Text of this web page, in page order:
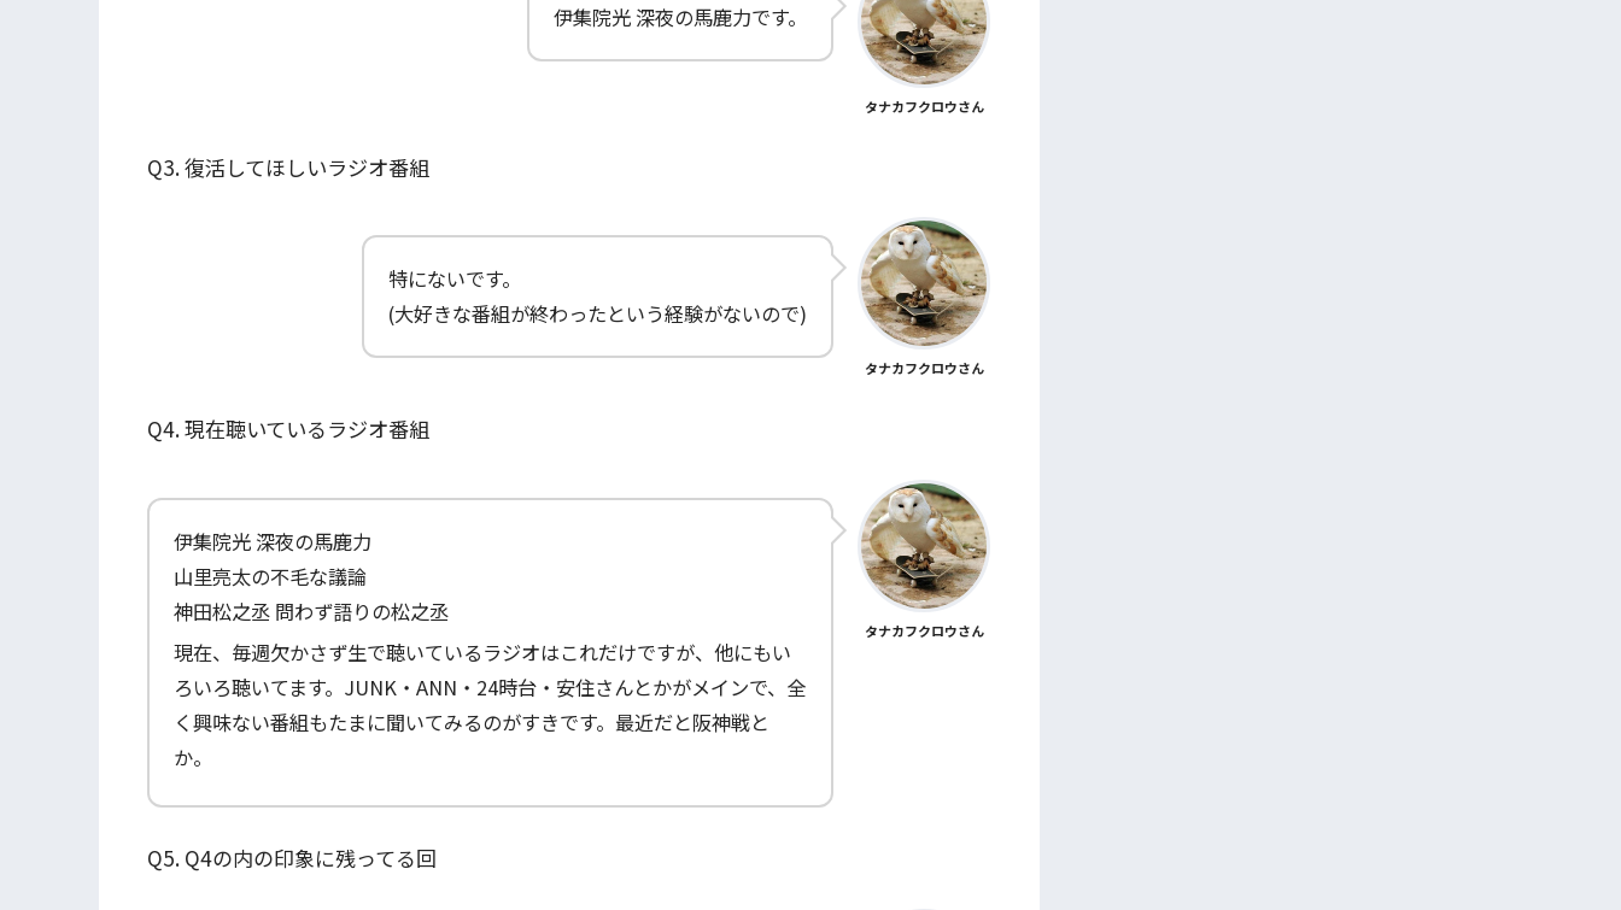
伊集院光 深夜の馬鹿力です。
タナカフクロウさん
Q3. 復活してほしいラジオ番組
特にないです。
(大好きな番組が終わったという経験がないので)
タナカフクロウさん
Q4. 現在聴いているラジオ番組
伊集院光 深夜の馬鹿力
山里亮太の不毛な議論
神田松之丞 問わず語りの松之丞
現在、毎週欠かさず生で聴いているラジオはこれだけですが、他にもい
ろいろ聴いてます。JUNK・ANN・24時台・安住さんとかがメインで、全
く興味ない番組もたまに聞いてみるのがすきです。最近だと阪神戦と
か。
タナカフクロウさん
Q5. Q4の内の印象に残ってる回